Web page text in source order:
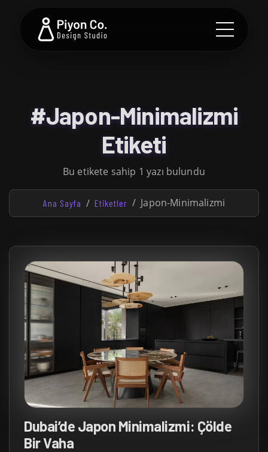
#Japon-Minimalizmi
Etiketi
Bu etikete sahip 1 yazı bulundu
Ana Sayfa Etiketler Japon-Minimalizmi
Dubai’de Japon Minimalizmi: Çölde
Bir Vaha